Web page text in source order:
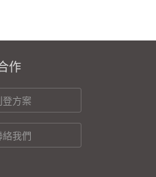
作
登方案
絡我們